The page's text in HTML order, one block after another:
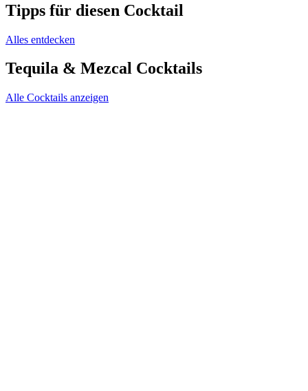
Tipps für diesen Cocktail
Alles entdecken
Tequila & Mezcal Cocktails
Alle Cocktails anzeigen